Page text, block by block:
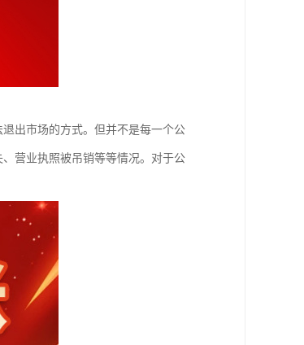
出市场的方式。但并不是每一个公
营业执照被吊销等等情况。对于公